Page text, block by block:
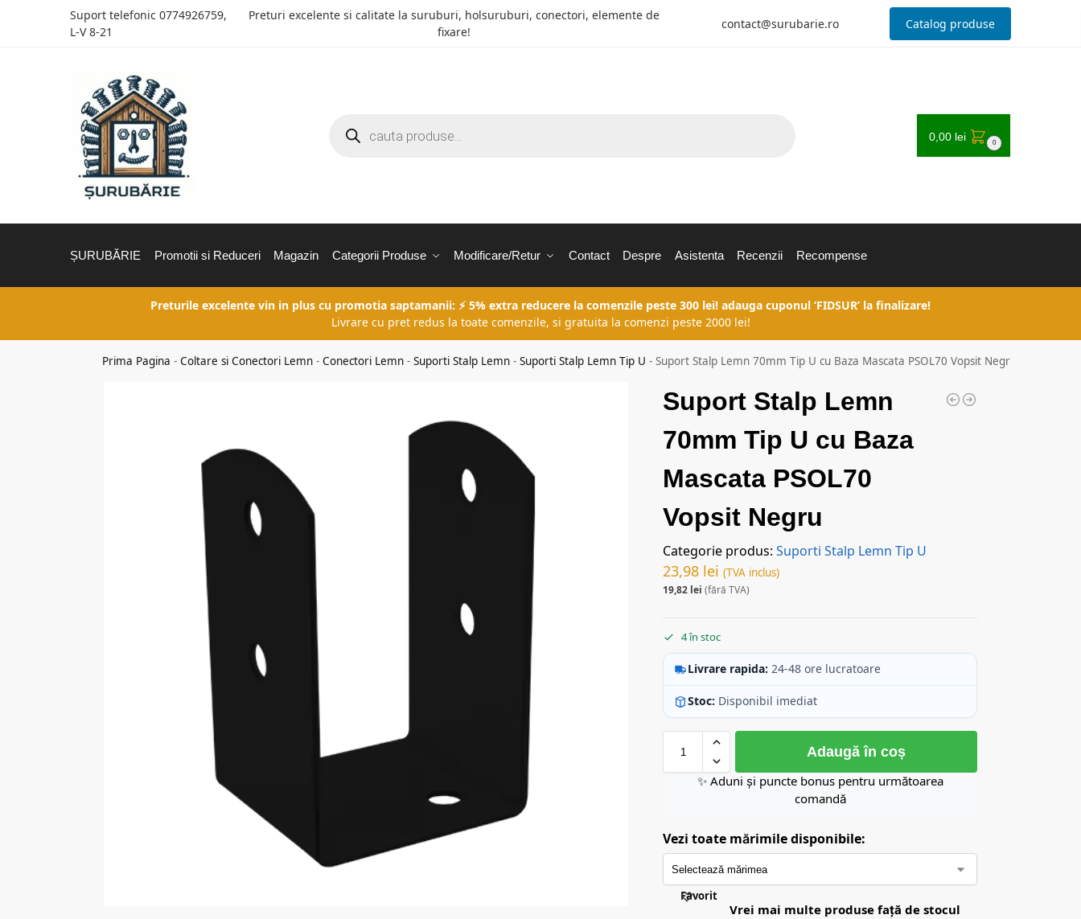
Suport telefonic 0774926759,
L-V 8-21
Preturi excelente si calitate la suruburi, holsuruburi, conectori, elemente de
fixare!
contact@surubarie.ro Catalog produse
0,00 lei 0
ȘURUBĂRIE Promotii si Reduceri Magazin Categorii Produse Modificare/Retur Contact Despre Asistenta Recenzii Recompense
Preturile excelente vin in plus cu promotia saptamanii: ⚡ 5% extra reducere la comenzile peste 300 lei! adauga cuponul ‘FIDSUR’ la finalizare!
Livrare cu pret redus la toate comenzile, si gratuita la comenzi peste 2000 lei!
Prima Pagina -Coltare si Conectori Lemn -Conectori Lemn -Suporti Stalp Lemn -Suporti Stalp Lemn Tip U -Suport Stalp Lemn 70mm Tip U cu Baza Mascata PSOL70 Vopsit Negru
Suport Stalp Lemn
70mm Tip U cu Baza
Mascata PSOL70
Vopsit Negru
Categorie produs:Suporti Stalp Lemn Tip U
23,98 lei (TVA inclus)
19,82 lei (fără TVA)
4 în stoc
Livrare rapida: 24-48 ore lucratoare
Stoc: Disponibil imediat
Adaugă în coș
✨ Aduni și puncte bonus pentru următoarea
comandă
Vezi toate mărimile disponibile:
Favorit
Vrei mai multe produse față de stocul